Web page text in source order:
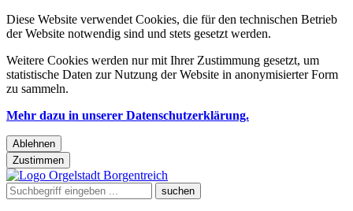
Diese Website verwendet Cookies, die für den technischen Betrieb
der Website notwendig sind und stets gesetzt werden.
Weitere Cookies werden nur mit Ihrer Zustimmung gesetzt, um
statistische Daten zur Nutzung der Website in anonymisierter Form
zu sammeln.
Mehr dazu in unserer Datenschutzerklärung.
Ablehnen
Zustimmen